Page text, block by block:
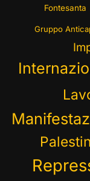
Fontesanta
Gruppo